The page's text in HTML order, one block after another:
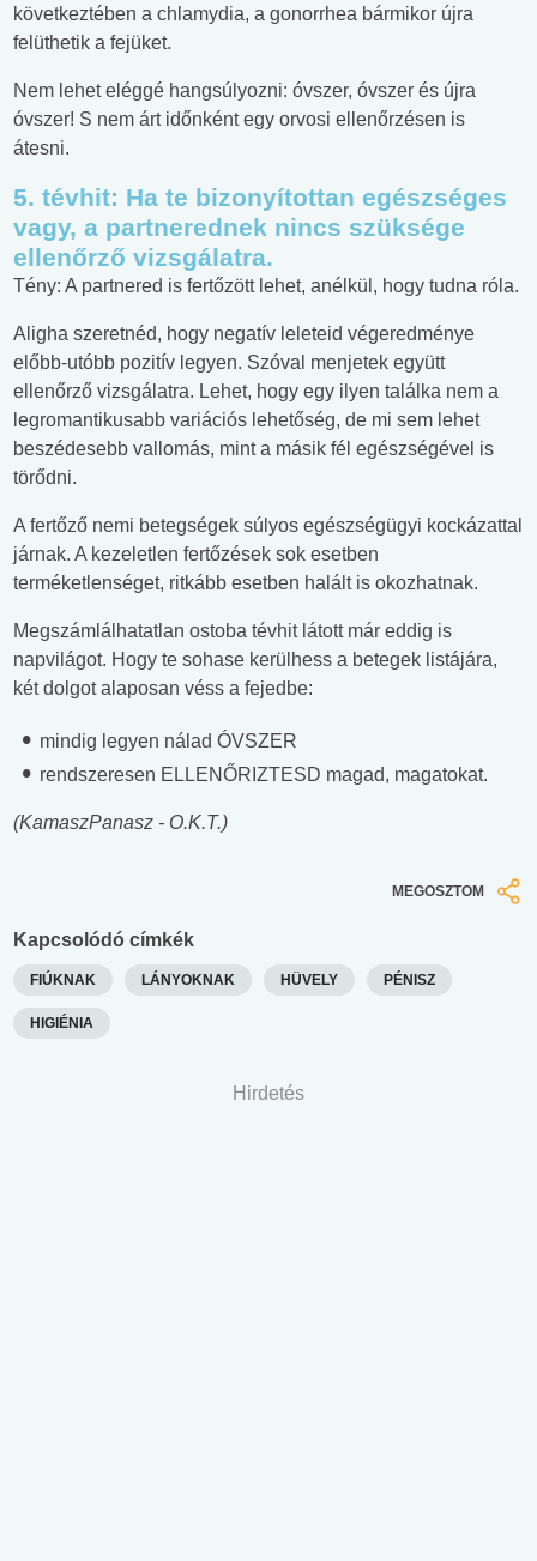
következtében a chlamydia, a gonorrhea bármikor újra
felüthetik a fejüket.
Nem lehet eléggé hangsúlyozni: óvszer, óvszer és újra
óvszer! S nem árt időnként egy orvosi ellenőrzésen is
átesni.
5. tévhit: Ha te bizonyítottan egészséges
vagy, a partnerednek nincs szüksége
ellenőrző vizsgálatra.
Tény: A partnered is fertőzött lehet, anélkül, hogy tudna róla.
Aligha szeretnéd, hogy negatív leleteid végeredménye
előbb-utóbb pozitív legyen. Szóval menjetek együtt
ellenőrző vizsgálatra. Lehet, hogy egy ilyen találka nem a
legromantikusabb variációs lehetőség, de mi sem lehet
beszédesebb vallomás, mint a másik fél egészségével is
törődni.
A fertőző nemi betegségek súlyos egészségügyi kockázattal
járnak. A kezeletlen fertőzések sok esetben
terméketlenséget, ritkább esetben halált is okozhatnak.
Megszámlálhatatlan ostoba tévhit látott már eddig is
napvilágot. Hogy te sohase kerülhess a betegek listájára,
két dolgot alaposan véss a fejedbe:
mindig legyen nálad ÓVSZER
rendszeresen ELLENŐRIZTESD magad, magatokat.
(KamaszPanasz - O.K.T.)
MEGOSZTOM
Kapcsolódó címkék
FIÚKNAK LÁNYOKNAK HÜVELY PÉNISZ
HIGIÉNIA
Hirdetés